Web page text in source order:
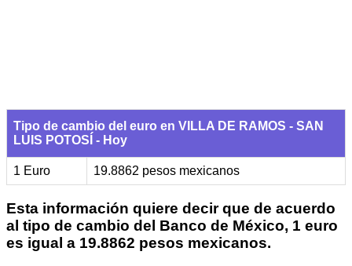
Tipo de cambio del euro en VILLA DE RAMOS - SAN
LUIS POTOSÍ - Hoy
1 Euro 19.8862 pesos mexicanos
Esta información quiere decir que de acuerdo
al tipo de cambio del Banco de México, 1 euro
es igual a 19.8862 pesos mexicanos.